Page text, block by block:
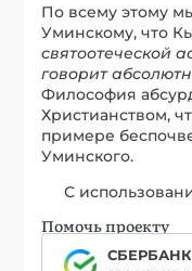
По всему этому
Уминскому, что
святоотеческой
говорит
Философия
Христианством,
примере
Уминского.
С
Помочь проекту
СБЕРБАНК